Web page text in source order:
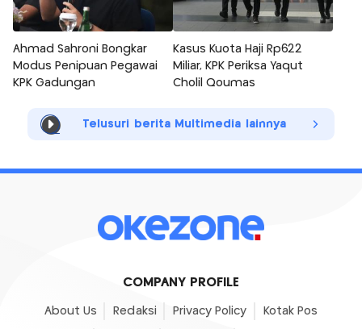
Ahmad Sahroni Bongkar
Modus Penipuan Pegawai
KPK Gadungan
Kasus Kuota Haji Rp622
Miliar, KPK Periksa Yaqut
Cholil Qoumas
Telusuri berita Multimedia lainnya
COMPANY PROFILE
About Us Redaksi Privacy Policy Kotak Pos